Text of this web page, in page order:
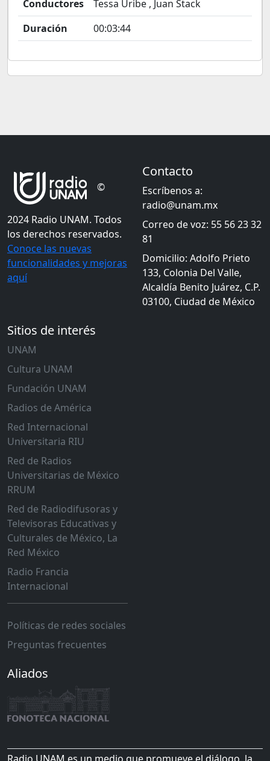
Conductores
Tessa Uribe , Juan Stack
Duración
00:03:44
©
2024 Radio UNAM. Todos
los derechos reservados.
Conoce las nuevas
funcionalidades y mejoras
aquí
Contacto
Escríbenos a:
radio@unam.mx
Correo de voz: 55 56 23 32
81
Domicilio: Adolfo Prieto
133, Colonia Del Valle,
Alcaldía Benito Juárez, C.P.
03100, Ciudad de México
Sitios de interés
UNAM
Cultura UNAM
Fundación UNAM
Radios de América
Red Internacional
Universitaria RIU
Red de Radios
Universitarias de México
RRUM
Red de Radiodifusoras y
Televisoras Educativas y
Culturales de México, La
Red México
Radio Francia
Internacional
Políticas de redes sociales
Preguntas frecuentes
Aliados